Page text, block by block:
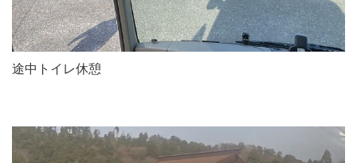
途中トイレ休憩